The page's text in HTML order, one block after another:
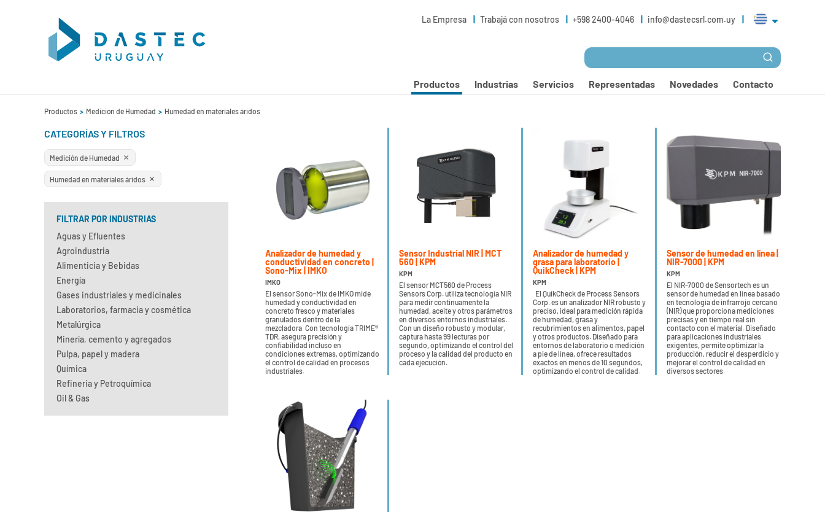
La Empresa Trabajá con nosotros +598 2400-4046 info@dastecsrl.com.uy
Productos Industrias Servicios Representadas Novedades Contacto
Productos Medición de Humedad Humedad en materiales áridos
CATEGORÍAS Y FILTROS
Medición de Humedad
Humedad en materiales áridos
FILTRAR POR INDUSTRIAS
Aguas y Efluentes
Agroindustria
Alimenticia y Bebidas
Energía
Gases industriales y medicinales
Laboratorios, farmacia y cosmética
Metalúrgica
Minería, cemento y agregados
Pulpa, papel y madera
Química
Refineria y Petroquímica
Oil & Gas
Analizador de humedad y
conductividad en concreto |
Sono-Mix | IMKO
IMKO
El sensor Sono-Mix de IMKO mide
humedad y conductividad en
concreto fresco y materiales
granulados dentro de la
mezcladora. Con tecnología TRIME®
TDR, asegura precisión y
confiabilidad incluso en
condiciones extremas, optimizando
el control de calidad en procesos
industriales.
Sensor Industrial NIR | MCT
560 | KPM
KPM
El sensor MCT560 de Process
Sensors Corp. utiliza tecnología NIR
para medir continuamente la
humedad, aceite y otros parámetros
en diversos entornos industriales.
Con un diseño robusto y modular,
captura hasta 99 lecturas por
segundo, optimizando el control del
proceso y la calidad del producto en
cada ejecución.
Analizador de humedad y
grasa para laboratorio |
QuikCheck | KPM
KPM
El QuikCheck de Process Sensors
Corp. es un analizador NIR robusto y
preciso, ideal para medición rápida
de humedad, grasa y
recubrimientos en alimentos, papel
y otros productos. Diseñado para
entornos de laboratorio o medición
a pie de línea, ofrece resultados
exactos en menos de 10 segundos,
optimizando el control de calidad.
Sensor de humedad en línea |
NIR-7000 | KPM
KPM
El NIR-7000 de Sensortech es un
sensor de humedad en línea basado
en tecnología de infrarrojo cercano
(NIR) que proporciona mediciones
precisas y en tiempo real sin
contacto con el material. Diseñado
para aplicaciones industriales
exigentes, permite optimizar la
producción, reducir el desperdicio y
mejorar el control de calidad en
diversos sectores.